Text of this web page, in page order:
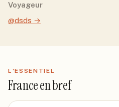
Voyageur
@dsds →
L'ESSENTIEL
Franceen bref